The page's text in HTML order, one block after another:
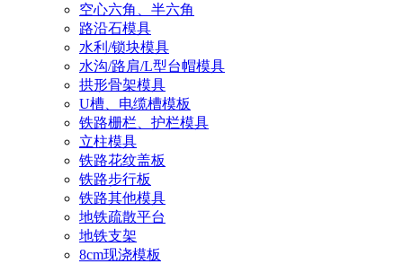
空心六角、半六角
路沿石模具
水利/锁块模具
水沟/路肩/L型台帽模具
拱形骨架模具
U槽、电缆槽模板
铁路栅栏、护栏模具
立柱模具
铁路花纹盖板
铁路步行板
铁路其他模具
地铁疏散平台
地铁支架
8cm现浇模板